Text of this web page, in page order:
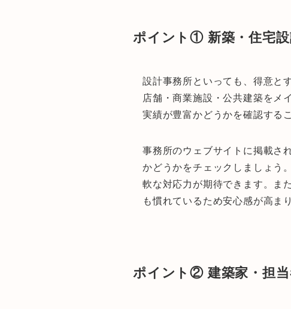
ポイント① 新築・住宅
設計事務所といっても、得意と
店舗・商業施設・公共建築をメ
実績が豊富かどうかを確認する
事務所のウェブサイトに掲載さ
かどうかをチェックしましょう
軟な対応力が期待できます。ま
も慣れているため安心感が高ま
ポイント② 建築家・担